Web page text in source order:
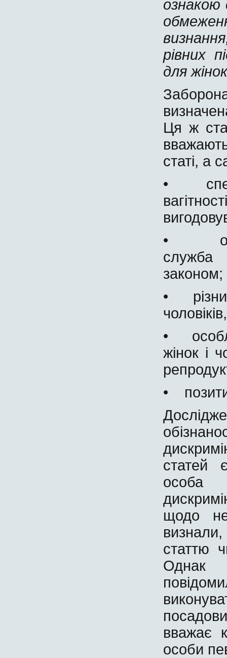
ознакою
рівних
для жінок
Ця ж
статі, а
•
•
служба
законом;
•
•
жінок і
•
статей
щодо
статтю
Однак
вважає
особи